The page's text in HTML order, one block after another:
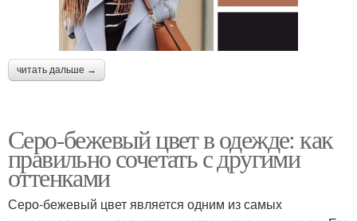
читать дальше →
Серо-бежевый цвет в одежде: как
правильно сочетать с другими
оттенками
Серо-бежевый цвет является одним из самых